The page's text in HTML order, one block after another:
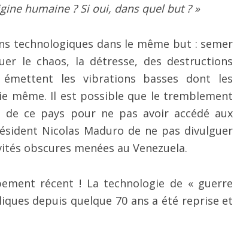
humaine ? Si oui, dans quel but ? »
technologiques dans le même but : semer
le chaos, la détresse, des destructions
les vibrations basses dont les
même. Il est possible que le tremblement
ce pays pour ne pas avoir accédé aux
Nicolas Maduro de ne pas divulguer
obscures menées au Venezuela.
récent ! La technologie de « guerre
depuis quelque 70 ans a été reprise et